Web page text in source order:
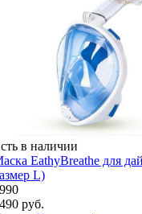
в наличии
EathyBreathe для
L)
руб.